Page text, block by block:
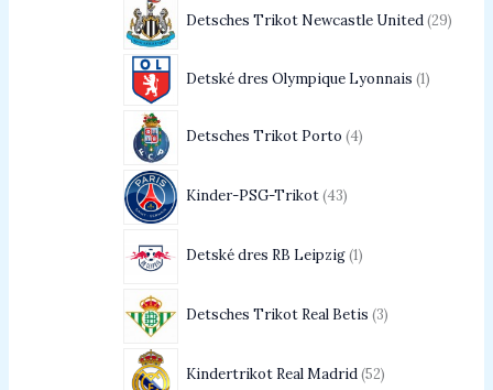
Detsches Trikot Newcastle United 29
Detské dres Olympique Lyonnais 1
Detsches Trikot Porto 4
Kinder-PSG-Trikot 43
Detské dres RB Leipzig 1
Detsches Trikot Real Betis 3
Kindertrikot Real Madrid 52